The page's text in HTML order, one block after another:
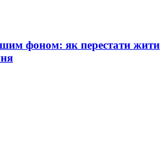
фоном: як перестати жити